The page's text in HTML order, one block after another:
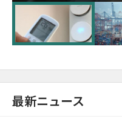
に需給対応体制を点検
最新ニュース